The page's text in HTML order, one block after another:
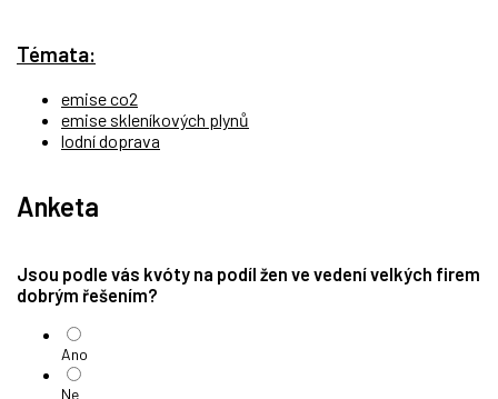
Témata:
emise co2
emise skleníkových plynů
lodní doprava
Anketa
Jsou podle vás kvóty na podíl žen ve vedení velkých firem
dobrým řešením?
Ano
Ne